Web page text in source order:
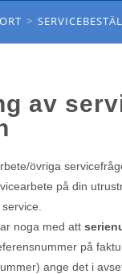
>
av
övriga
på din
noga med att
på
ange det i